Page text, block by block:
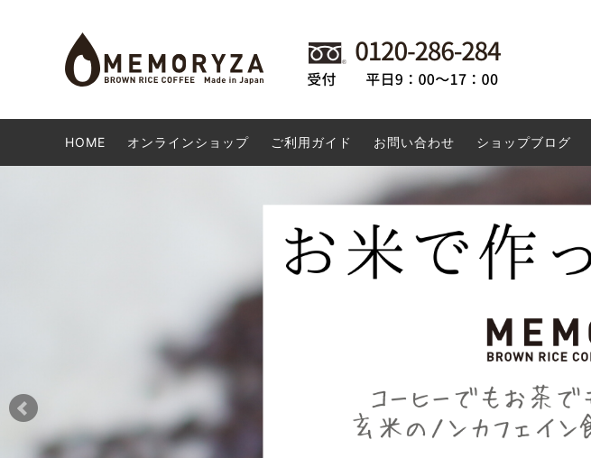
DVD・CD 日用雑貨・キッチン用品
お勧めする商品
SALE
米粉ドーナツ 生産者の想い 米粉ドーナツ 米粉について
HOME オンラインショップ ご利用ガイド お問い合わせ ショップブログ